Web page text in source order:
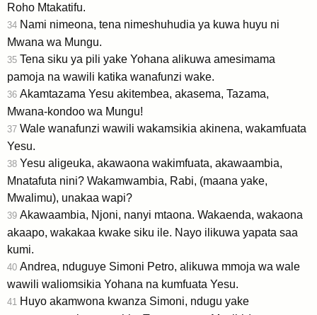
Roho Mtakatifu.
34 Nami nimeona, tena nimeshuhudia ya kuwa huyu ni
Mwana wa Mungu.
35 Tena siku ya pili yake Yohana alikuwa amesimama
pamoja na wawili katika wanafunzi wake.
36 Akamtazama Yesu akitembea, akasema, Tazama,
Mwana-kondoo wa Mungu!
37 Wale wanafunzi wawili wakamsikia akinena, wakamfuata
Yesu.
38 Yesu aligeuka, akawaona wakimfuata, akawaambia,
Mnatafuta nini? Wakamwambia, Rabi, (maana yake,
Mwalimu), unakaa wapi?
39 Akawaambia, Njoni, nanyi mtaona. Wakaenda, wakaona
akaapo, wakakaa kwake siku ile. Nayo ilikuwa yapata saa
kumi.
40 Andrea, nduguye Simoni Petro, alikuwa mmoja wa wale
wawili waliomsikia Yohana na kumfuata Yesu.
41 Huyo akamwona kwanza Simoni, ndugu yake